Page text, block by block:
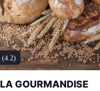
(4.2)
LA GOURMANDISE